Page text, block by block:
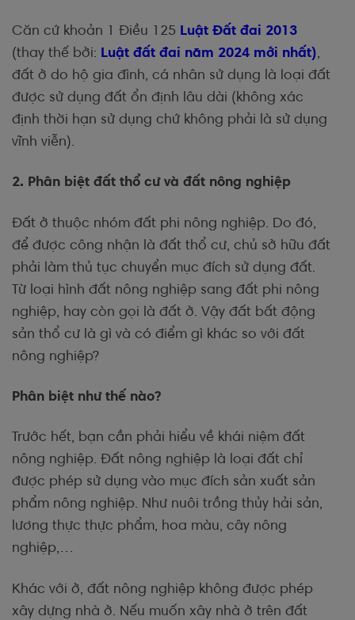
Căn cứ khoản 1 Điều 125 Luật Đất đai 2013
(thay thế bởi: Luật đất đai năm 2024 mới nhất),
đất ở do hộ gia đình, cá nhân sử dụng là loại đất
được sử dụng đất ổn định lâu dài (không xác
định thời hạn sử dụng chứ không phải là sử dụng
vĩnh viễn).
2. Phân biệt đất thổ cư và đất nông nghiệp
Đất ở thuộc nhóm đất phi nông nghiệp. Do đó,
để được công nhận là đất thổ cư, chủ sở hữu đất
phải làm thủ tục chuyển mục đích sử dụng đất.
Từ loại hình đất nông nghiệp sang đất phi nông
nghiệp, hay còn gọi là đất ở. Vậy đất bất động
sản thổ cư là gì và có điểm gì khác so với đất
nông nghiệp?
Phân biệt như thế nào?
Trước hết, bạn cần phải hiểu về khái niệm đất
nông nghiệp. Đất nông nghiệp là loại đất chỉ
được phép sử dụng vào mục đích sản xuất sản
phẩm nông nghiệp. Như nuôi trồng thủy hải sản,
lương thực thực phẩm, hoa màu, cây nông
nghiệp,…
Khác với ở, đất nông nghiệp không được phép
xây dựng nhà ở. Nếu muốn xây nhà ở trên đất